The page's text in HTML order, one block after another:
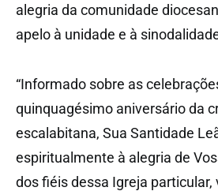
alegria da comunidade
apelo à unidade e à
“Informado sobre as
quinquagésimo aniversário da
escalabitana, Sua Santidade
espiritualmente à alegria de
dos fiéis dessa Igreja particular,